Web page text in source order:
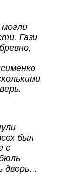
Гази
был
с
дверь…